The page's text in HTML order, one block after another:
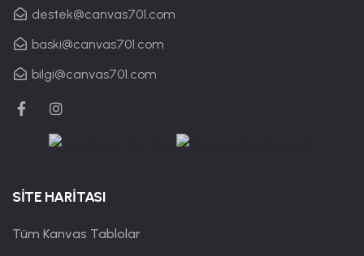
destek@canvas701.com
baski@canvas701.com
bilgi@canvas701.com
SİTE HARİTASI
Tüm Kanvas Tablolar